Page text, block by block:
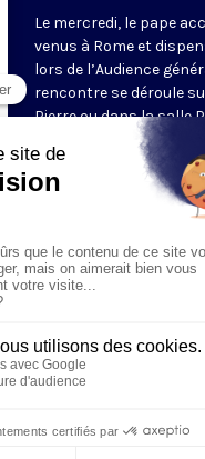
Le mercredi, le pape
venus à Rome et
lors de l’Audience
rencontre se déroule
Pierre ou dans la salle
Retransmise et
Visiter la page de